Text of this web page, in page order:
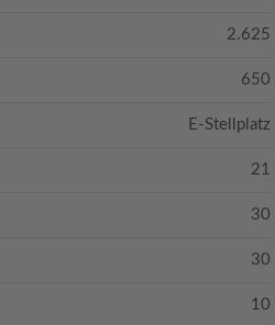
2.625
650
E-Stellplatz
21
30
30
10